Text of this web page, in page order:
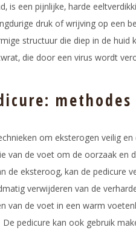
is een pijnlijke‚ harde
druk of wrijving op een
structuur die diep in de huid
die door een virus wordt
om eksterogen veilig
van de voet om de oorzaak en
de eksteroog‚ kan de pedicure
verwijderen van de
van de voet in een warm
pedicure kan ook gebruik